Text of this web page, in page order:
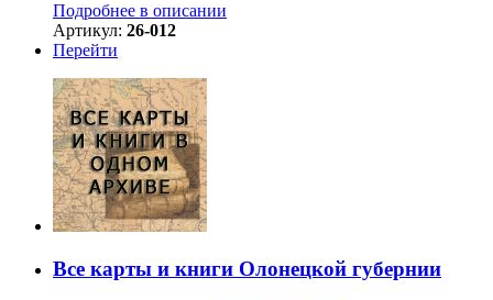
Подробнее в описании
Артикул: 26-012
Перейти
Все карты и книги Олонецкой губернии